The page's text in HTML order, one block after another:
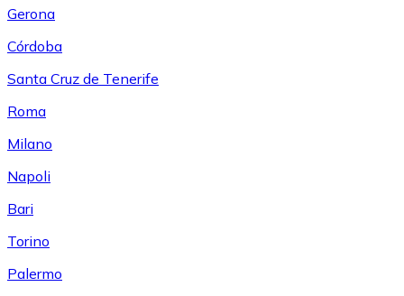
Gerona
Córdoba
Santa Cruz de Tenerife
Roma
Milano
Napoli
Bari
Torino
Palermo